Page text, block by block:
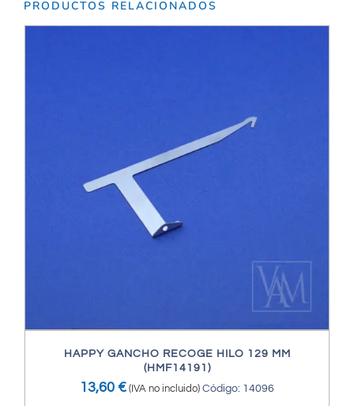
PRODUCTOS RELACIONADOS
HAPPY GANCHO RECOGE HILO 129 MM
(HMF14191)
13,60 € (IVA no incluido) Código: 14096